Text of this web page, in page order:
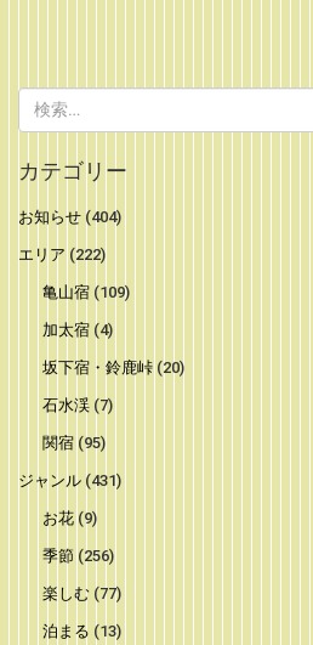
索:
カテゴリー
お知らせ (404)
エリア (222)
亀山宿(109)
加太宿(4)
坂下宿・鈴鹿峠(20)
石水渓(7)
関宿(95)
ジャンル (431)
お花(9)
季節 (256)
楽しむ (77)
泊まる (13)